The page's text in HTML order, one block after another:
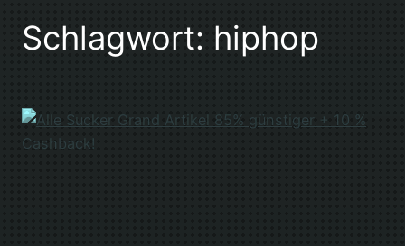
Schlagwort: hiphop